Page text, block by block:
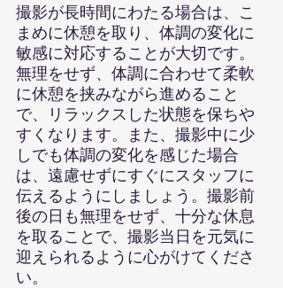
撮影が長時間にわたる場合は、こ
まめに休憩を取り、体調の変化に
敏感に対応することが大切です。
無理をせず、体調に合わせて柔軟
に休憩を挟みながら進めること
で、リラックスした状態を保ちや
すくなります。また、撮影中に少
しでも体調の変化を感じた場合
は、遠慮せずにすぐにスタッフに
伝えるようにしましょう。撮影前
後の日も無理をせず、十分な休息
を取ることで、撮影当日を元気に
迎えられるように心がけてくださ
い。